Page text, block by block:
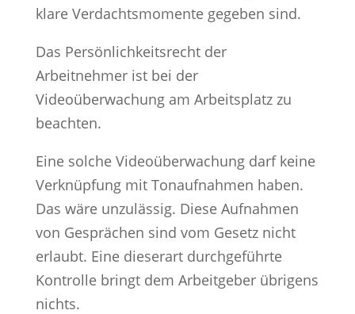
klare Verdachtsmomente gegeben sind.
Das Persönlichkeitsrecht der
Arbeitnehmer ist bei der
Videoüberwachung am Arbeitsplatz zu
beachten.
Eine solche Videoüberwachung darf keine
Verknüpfung mit Tonaufnahmen haben.
Das wäre unzulässig. Diese Aufnahmen
von Gesprächen sind vom Gesetz nicht
erlaubt. Eine dieserart durchgeführte
Kontrolle bringt dem Arbeitgeber übrigens
nichts.